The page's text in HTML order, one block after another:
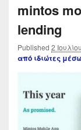
mintos
lending
Published 2
από ιδιώτες